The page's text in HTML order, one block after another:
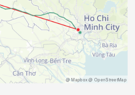
@ Mapbox @ OpenStreetMap